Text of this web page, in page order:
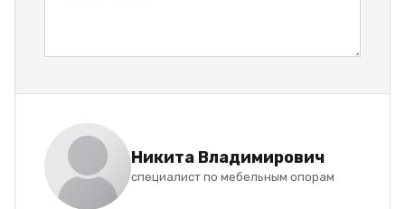
Никита Владимирович
специалист по мебельным опорам